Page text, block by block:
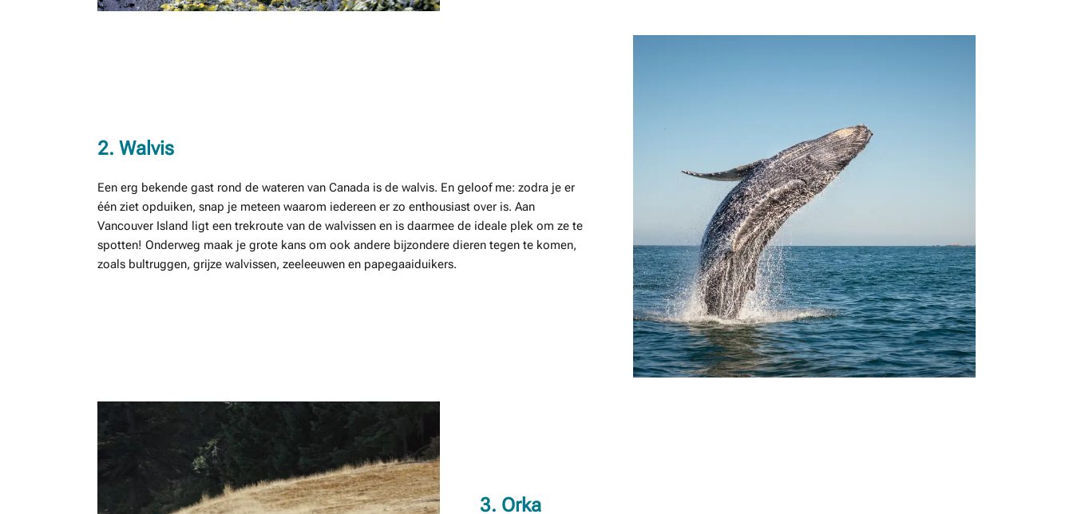
2. Walvis
Een erg bekende gast rond de wateren van Canada is de walvis. En geloof me: zodra je er
één ziet opduiken, snap je meteen waarom iedereen er zo enthousiast over is. Aan
Vancouver Island ligt een trekroute van de walvissen en is daarmee de ideale plek om ze te
spotten! Onderweg maak je grote kans om ook andere bijzondere dieren tegen te komen,
zoals bultruggen, grijze walvissen, zeeleeuwen en papegaaiduikers.
3. Orka